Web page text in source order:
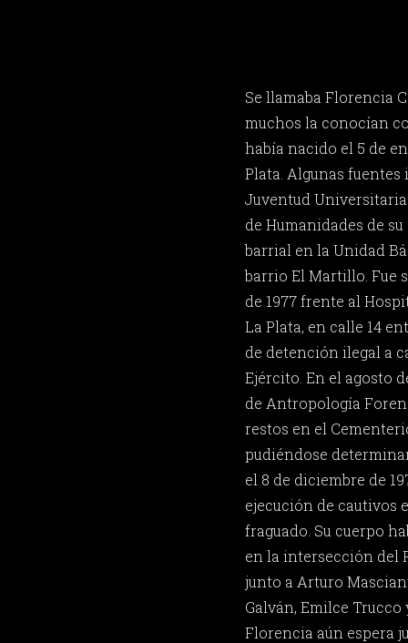
Se llamaba Florencia
muchos la conocían
había nacido el 5 de
Plata. Algunas
Juventud
de Humanidades de
barrial en la Unidad
barrio El Martillo. Fue
de 1977 frente al
La Plata, en calle 14
de detención ilegal a
Ejército. En el agosto
de Antropología
restos en el
pudiéndose
el 8 de diciembre de
ejecución de cautivos
fraguado. Su cuerpo
en la intersección del
junto a Arturo
Galván, Emilce Trucco
Florencia aún espera